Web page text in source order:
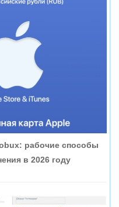
рабочие способы
в 2026 году